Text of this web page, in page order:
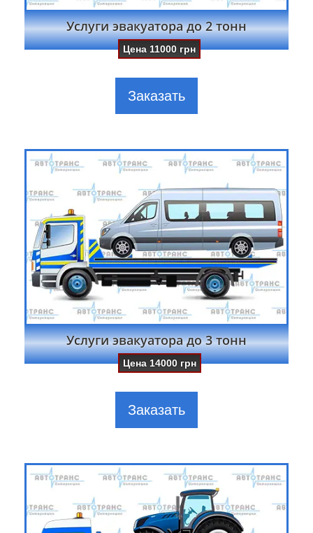
Услуги эвакуатора до 2 тонн
Цена11000 грн
Заказать
Услуги эвакуатора до 3 тонн
Цена14000 грн
Заказать